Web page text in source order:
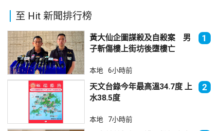
至 Hit 新聞排行榜
黃大仙企圖謀殺及自殺案 男
子斬傷樓上街坊後墮樓亡
1
本地 6小時前
天文台錄今年最高溫34.7度 上
水38.5度
2
本地 7小時前